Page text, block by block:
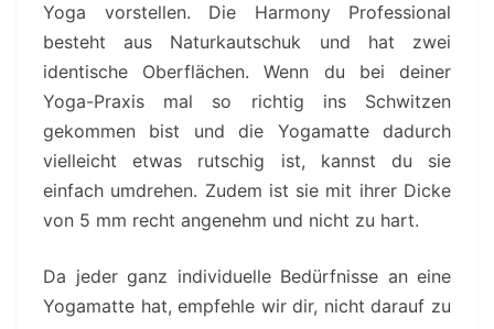
Yoga vorstellen. Die Harmony Professional
besteht aus Naturkautschuk und hat zwei
identische Oberflächen. Wenn du bei deiner
Yoga-Praxis mal so richtig ins Schwitzen
gekommen bist und die Yogamatte dadurch
vielleicht etwas rutschig ist, kannst du sie
einfach umdrehen. Zudem ist sie mit ihrer Dicke
von 5 mm recht angenehm und nicht zu hart.
Da jeder ganz individuelle Bedürfnisse an eine
Yogamatte hat, empfehle wir dir, nicht darauf zu